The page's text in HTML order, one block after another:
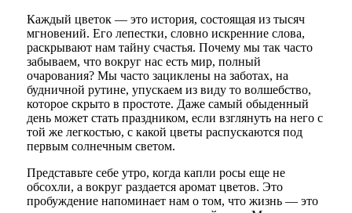
Каждый цветок — это история, состоящая из тысяч
мгновений. Его лепестки, словно искренние слова,
раскрывают нам тайну счастья. Почему мы так часто
забываем, что вокруг нас есть мир, полный
очарования? Мы часто зациклены на заботах, на
будничной рутине, упускаем из виду то волшебство,
которое скрыто в простоте. Даже самый обыденный
день может стать праздником, если взглянуть на него с
той же легкостью, с какой цветы распускаются под
первым солнечным светом.
Представьте себе утро, когда капли росы еще не
обсохли, а вокруг раздается аромат цветов. Это
пробуждение напоминает нам о том, что жизнь — это